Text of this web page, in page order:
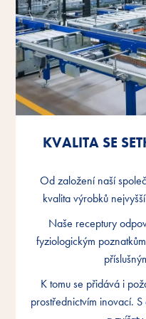
KVALITA SE
Od založení naší
kvalita výrobků
Naše receptury
fyziologickým
K tomu se přidává i
prostřednictvím inovací.
KVALITA SE
Od založení naší
kvalita výrobků
Naše receptury
fyziologickým
K tomu se přidává i
prostřednictvím inovací.
KVALITA SE
Od založení naší
kvalita výrobků
Naše receptury
fyziologickým
K tomu se přidává i
prostřednictvím inovací.